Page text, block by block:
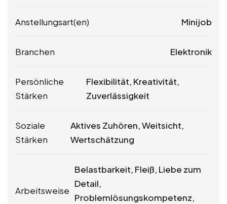
Anstellungsart(en) Minijob
Branchen Elektronik
Persönliche
Stärken
Flexibilität, Kreativität,
Zuverlässigkeit
Soziale
Stärken
Aktives Zuhören, Weitsicht,
Wertschätzung
Arbeitsweise
Belastbarkeit, Fleiß, Liebe zum
Detail,
Problemlösungskompetenz,